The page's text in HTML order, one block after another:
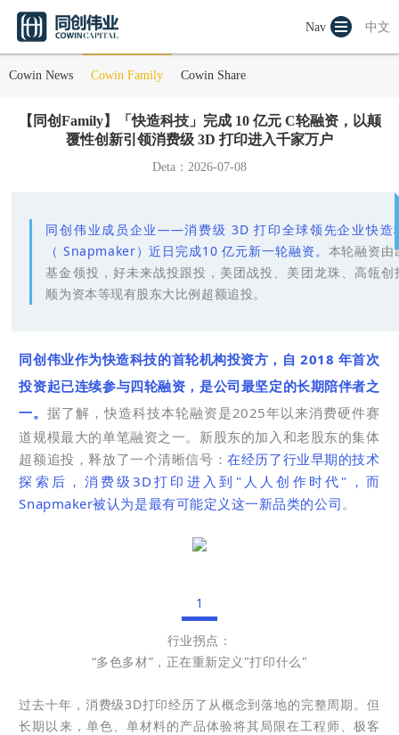
中文
Nav
Cowin News Cowin Family Cowin Share
【同创Family】「快造科技」完成 10 亿元 C轮融资，以颠
覆性创新引领消费级 3D 打印进入千家万户
Deta：2026-07-08
同创伟业成员企业——消费级 3D 打印全球领先企业快造
（ Snapmaker）近日完成10 亿元新一轮融资。 本轮融资由
基金领投，好未来战投跟投，美团战投、美团龙珠、高瓴创
顺为资本等现有股东大比例超额追投。
同创伟业作为快造科技的首轮机构投资方，自 2018 年首次
投资起已连续参与四轮融资，是公司最坚定的长期陪伴者之
一。据了解，快造科技本轮融资是2025年以来消费硬件赛
道规模最大的单笔融资之一。新股东的加入和老股东的集体
超额追投，释放了一个清晰信号：在经历了行业早期的技术
探索后，消费级3D打印进入到"人人创作时代"，而
Snapmaker被认为是最有可能定义这一新品类的公司。
1
行业拐点：
“多色多材”，正在重新定义"打印什么"
过去十年，消费级3D打印经历了从概念到落地的完整周期。但
长期以来，单色、单材料的产品体验将其局限在工程师、极客